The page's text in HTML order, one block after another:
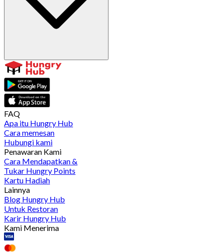
FAQ
Apa itu Hungry Hub
Cara memesan
Hubungi kami
Penawaran Kami
Cara Mendapatkan &
Tukar Hungry Points
Kartu Hadiah
Lainnya
Blog Hungry Hub
Untuk Restoran
Karir Hungry Hub
Kami Menerima